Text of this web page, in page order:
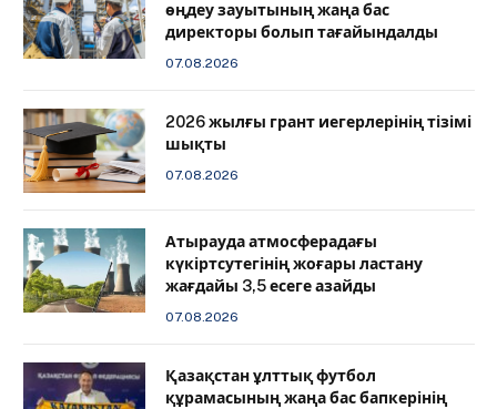
өңдеу зауытының жаңа бас
директоры болып тағайындалды
07.08.2026
2026 жылғы грант иегерлерінің тізімі
шықты
07.08.2026
Атырауда атмосферадағы
күкіртсутегінің жоғары ластану
жағдайы 3,5 есеге азайды
07.08.2026
Қазақстан ұлттық футбол
құрамасының жаңа бас бапкерінің